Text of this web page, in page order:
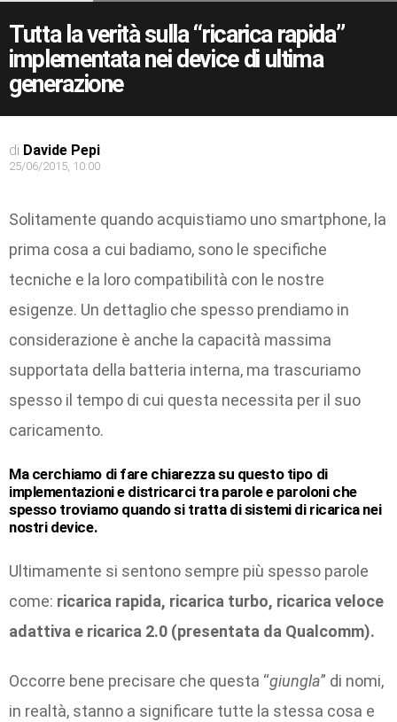
Tutta la verità sulla “ricarica rapida”
implementata nei device di ultima
generazione
di Davide Pepi
25/06/2015, 10:00
Solitamente quando acquistiamo uno smartphone, la
prima cosa a cui badiamo, sono le specifiche
tecniche e la loro compatibilità con le nostre
esigenze. Un dettaglio che spesso prendiamo in
considerazione è anche la capacità massima
supportata della batteria interna, ma trascuriamo
spesso il tempo di cui questa necessita per il suo
caricamento.
Ma cerchiamo di fare chiarezza su questo tipo di
implementazioni e districarci tra parole e paroloni che
spesso troviamo quando si tratta di sistemi di ricarica nei
nostri device.
Ultimamente si sentono sempre più spesso parole
come: ricarica rapida, ricarica turbo, ricarica veloce
adattiva e ricarica 2.0 (presentata da Qualcomm).
Occorre bene precisare che questa “giungla” di nomi,
in realtà, stanno a significare tutte la stessa cosa e